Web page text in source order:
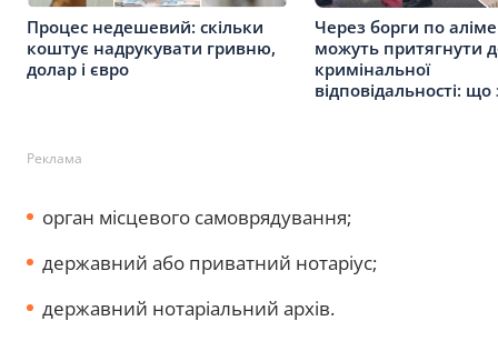
Процес недешевий: скільки
коштує надрукувати гривню,
долар і євро
Через борги по
можуть притягнути
кримінальної
відповідальності:
Реклама
орган місцевого самоврядування;
державний або приватний нотаріус;
державний нотаріальний архів.